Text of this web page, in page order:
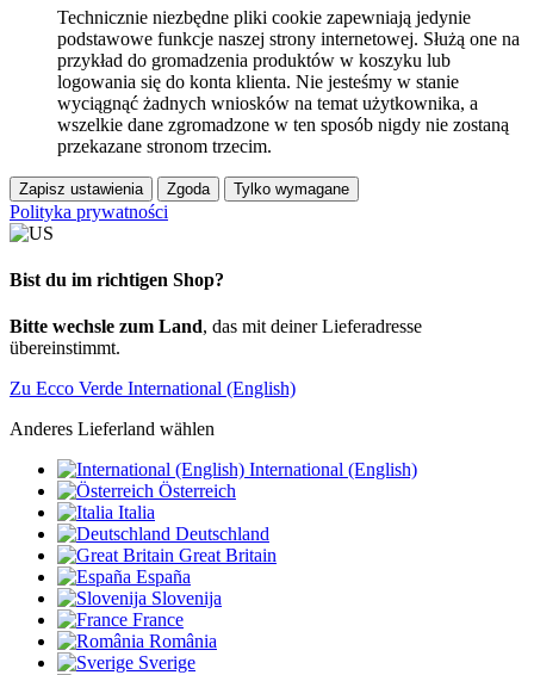
Technicznie niezbędne pliki cookie zapewniają jedynie
podstawowe funkcje naszej strony internetowej. Służą one na
przykład do gromadzenia produktów w koszyku lub
logowania się do konta klienta. Nie jesteśmy w stanie
wyciągnąć żadnych wniosków na temat użytkownika, a
wszelkie dane zgromadzone w ten sposób nigdy nie zostaną
przekazane stronom trzecim.
Zapisz ustawienia Zgoda Tylko wymagane
Polityka prywatności
Bist du im richtigen Shop?
Bitte wechsle zum Land, das mit deiner Lieferadresse
übereinstimmt.
Zu Ecco Verde International (English)
Anderes Lieferland wählen
International (English)
Österreich
Italia
Deutschland
Great Britain
España
Slovenija
France
România
Sverige